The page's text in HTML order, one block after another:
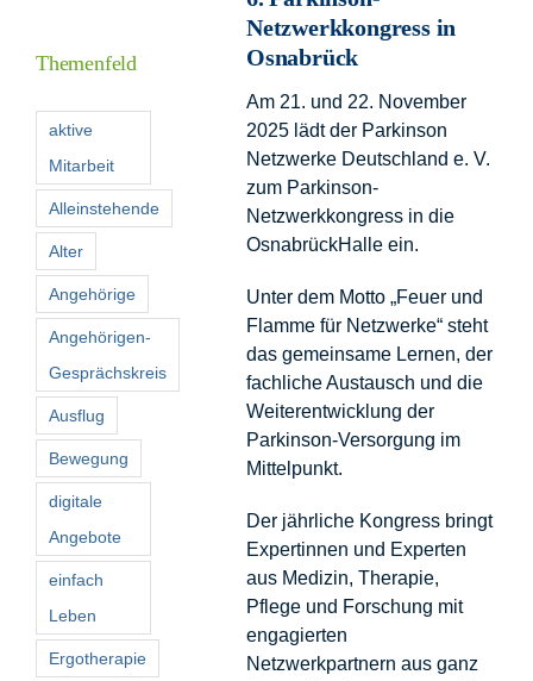
Netzwerkkongress in
Osnabrück
Am 21. und 22. November
2025 lädt der Parkinson
Netzwerke Deutschland e. V.
zum Parkinson-
Netzwerkkongress in die
OsnabrückHalle ein.
Unter dem Motto „Feuer und
Flamme für Netzwerke“ steht
das gemeinsame Lernen, der
fachliche Austausch und die
Weiterentwicklung der
Parkinson-Versorgung im
Mittelpunkt.
Der jährliche Kongress bringt
Expertinnen und Experten
aus Medizin, Therapie,
Pflege und Forschung mit
engagierten
Netzwerkpartnern aus ganz
Themenfeld
aktive
Mitarbeit
Alleinstehende
Alter
Angehörige
Angehörigen-
Gesprächskreis
Ausflug
Bewegung
digitale
Angebote
einfach
Leben
Ergotherapie